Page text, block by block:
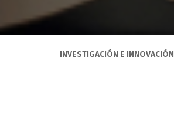
INVESTIGACIÓN E INNOVACIÓN